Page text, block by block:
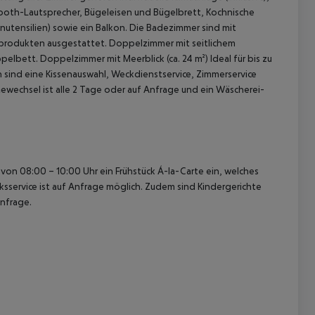
Lautsprecher, Bügeleisen und Bügelbrett, Kochnische
sowie ein Balkon. Die Badezimmer sind mit
ausgestattet. Doppelzimmer mit seitlichem
Doppelzimmer mit Meerblick (ca. 24 m²) Ideal für bis zu
eine Kissenauswahl, Weckdienstservice, Zimmerservice
ist alle 2 Tage oder auf Anfrage und ein Wäscherei-
08:00 – 10:00 Uhr ein Frühstück Á-la-Carte ein, welches
ist auf Anfrage möglich. Zudem sind Kindergerichte